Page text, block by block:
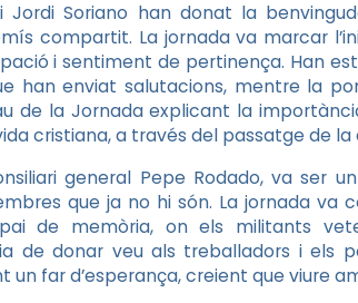
Jordi Soriano han donat la
compartit. La jornada va marcar
i sentiment de pertinença. Han
han enviat salutacions, mentre la
de la Jornada explicant la
cristiana, a través del passatge de la
general Pepe Rodado, va ser
que ja no hi són. La jornada va
de memòria, on els militants
de donar veu als treballadors i els
un far d’esperança, creient que viure